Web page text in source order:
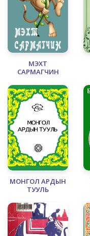
МЭХТ
САРМАГЧИН
МОНГОЛ АРДЫН
ТУУЛЬ